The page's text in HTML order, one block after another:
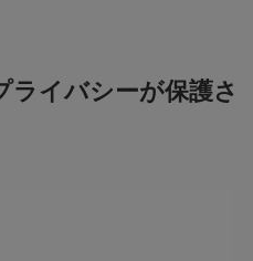
ライバシーが保護さ